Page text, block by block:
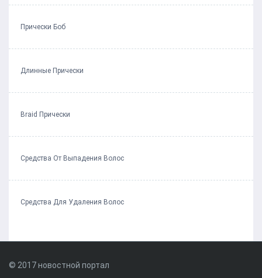
Прически Боб
Длинные Прически
Braid Прически
Средства От Выпадения Волос
Средства Для Удаления Волос
© 2017 новостной портал